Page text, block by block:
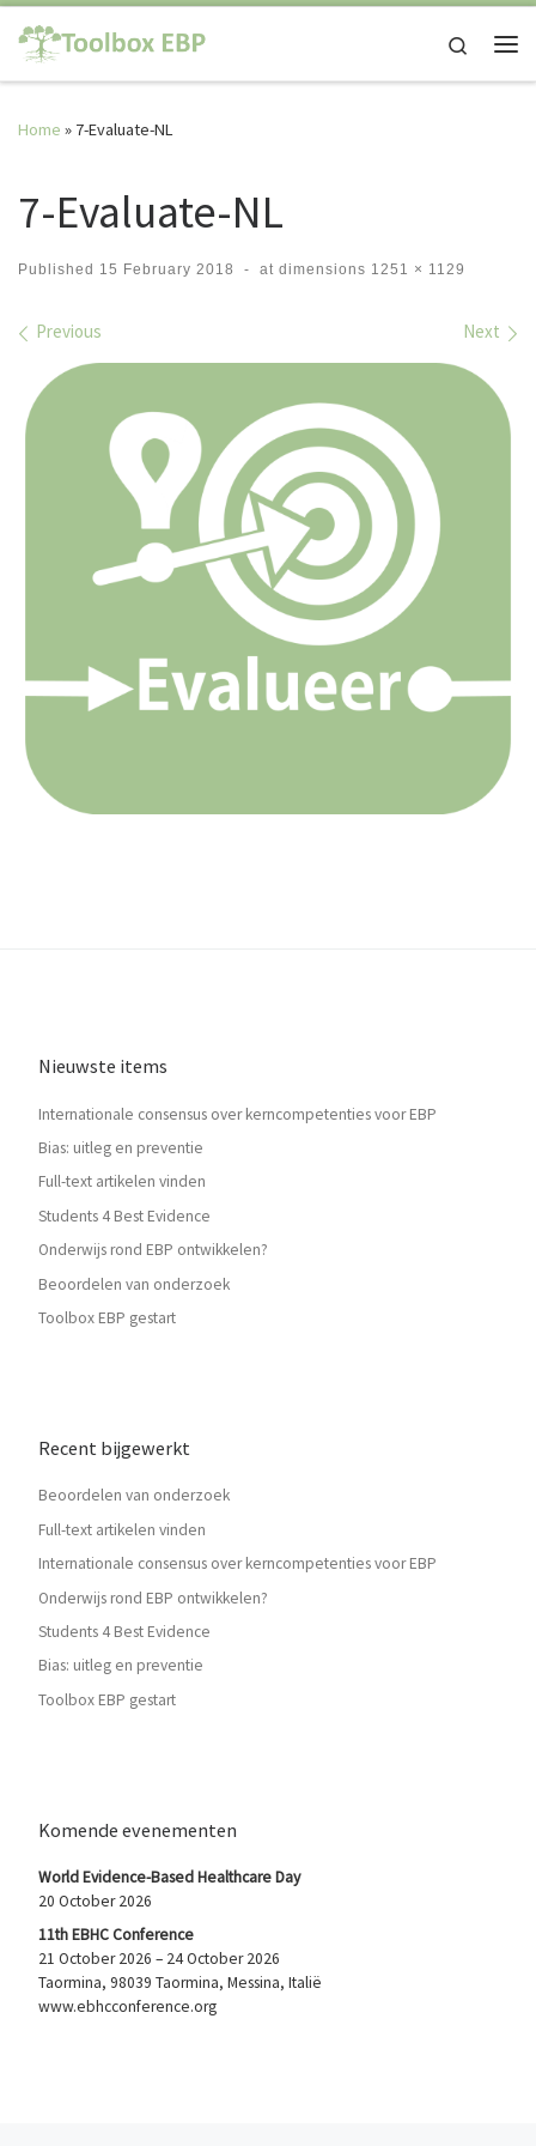
Skip to content
Search
Home » 7-Evaluate-NL
7-Evaluate-NL
Published 15 February 2018 - at dimensions 1251 × 1129
Images navigation
Previous Next
Nieuwste items
Internationale consensus over kerncompetenties voor EBP
Bias: uitleg en preventie
Full-text artikelen vinden
Students 4 Best Evidence
Onderwijs rond EBP ontwikkelen?
Beoordelen van onderzoek
Toolbox EBP gestart
Recent bijgewerkt
Beoordelen van onderzoek
Full-text artikelen vinden
Internationale consensus over kerncompetenties voor EBP
Onderwijs rond EBP ontwikkelen?
Students 4 Best Evidence
Bias: uitleg en preventie
Toolbox EBP gestart
Komende evenementen
World Evidence-Based Healthcare Day
20 October 2026
11th EBHC Conference
21 October 2026 – 24 October 2026
Taormina, 98039 Taormina, Messina, Italië
www.ebhcconference.org